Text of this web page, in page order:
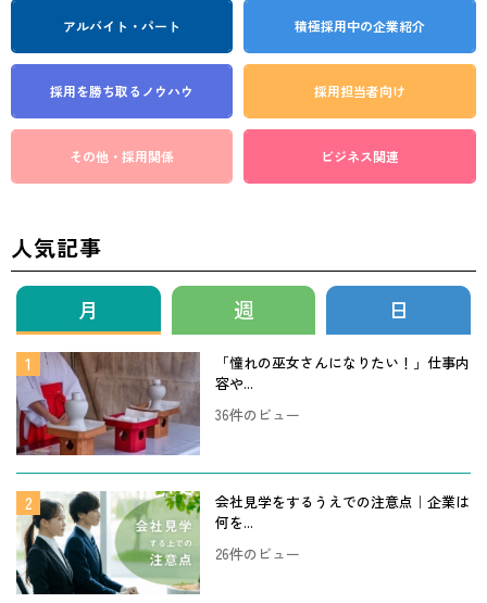
アルバイト・パート 積極採用中の企業紹介
採用を勝ち取る ノウハウ 採用担当者向け
その他・採用関係 ビジネス関連
人気記事
月 週 日
「憧れの巫女さんになりたい！」仕事内
容や...
36件のビュー
会社見学をするうえでの注意点｜企業は
何を...
26件のビュー